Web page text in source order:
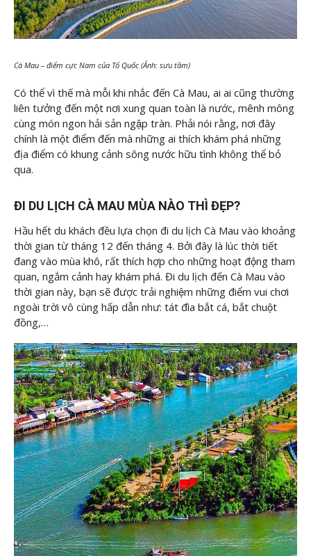
Cà Mau – điểm cực Nam của Tổ Quốc (Ảnh: sưu tầm)
Có thể vì thế mà mỗi khi nhắc đến Cà Mau, ai ai cũng thường
liên tưởng đến một nơi xung quan toàn là nước, mênh mông
cùng món ngon hải sản ngập tràn. Phải nói rằng, nơi đây
chính là một điểm đến mà những ai thích khám phá những
địa điểm có khung cảnh sông nước hữu tình không thể bỏ
qua.
ĐI DU LỊCH CÀ MAU MÙA NÀO THÌ ĐẸP?
Hầu hết du khách đều lựa chọn đi du lịch Cà Mau vào khoảng
thời gian từ tháng 12 đến tháng 4. Bởi đây là lúc thời tiết
đang vào mùa khô, rất thích hợp cho những hoạt động tham
quan, ngắm cảnh hay khám phá. Đi du lịch đến Cà Mau vào
thời gian này, bạn sẽ được trải nghiệm những điểm vui chơi
ngoài trời vô cùng hấp dẫn như: tát đìa bắt cá, bắt chuột
đồng,…